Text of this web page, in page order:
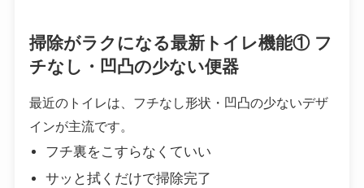
掃除がラクになる最新トイレ機能① フ
チなし・凹凸の少ない便器
最近のトイレは、フチなし形状・凹凸の少ないデザ
インが主流です。
フチ裏をこすらなくていい
サッと拭くだけで掃除完了